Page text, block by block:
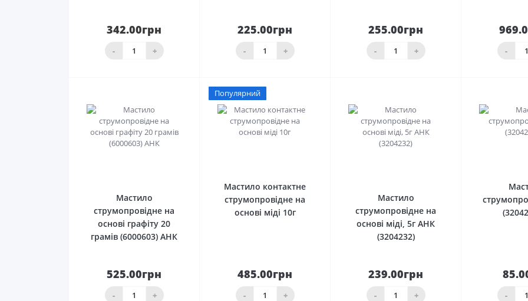
342.00грн
- +
товар закінчився
225.00грн
- +
До
кошика
255.00грн
- +
До
кошика
-
Мастило
струмопровідне на
основі графіту 20
грамів (6000603) АНК
525.00грн
- +
До
кошика
Популярний
Мастило контактне
струмопровідне на
основі міді 10г
485.00грн
- +
До
кошика
Мастило
струмопровідне на
основі міді, 5г АНК
(3204232)
239.00грн
- +
До
кошика
-